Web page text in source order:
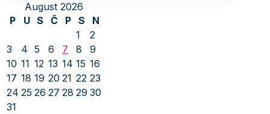
August 2026
P
U S Č P S
N
1
2
3
4 5 6 7 8
9
10 11 12 13 14 15 16
17 18 19 20 21 22 23
24 25 26 27 28 29 30
31